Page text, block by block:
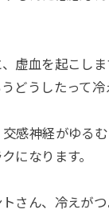
虚血を起こし
どうしたって冷
感神経がゆる
になります。
さん、冷えが